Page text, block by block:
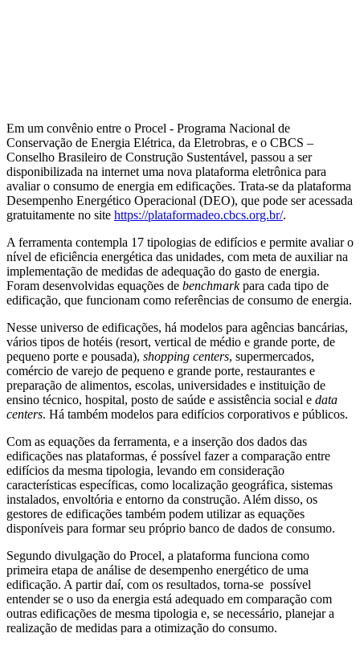
Em um convênio entre o Procel - Programa Nacional de
Conservação de Energia Elétrica, da Eletrobras, e o CBCS –
Conselho Brasileiro de Construção Sustentável, passou a ser
disponibilizada na internet uma nova plataforma eletrônica para
avaliar o consumo de energia em edificações. Trata-se da plataforma
Desempenho Energético Operacional (DEO), que pode ser acessada
gratuitamente no site https://plataformadeo.cbcs.org.br/.
A ferramenta contempla 17 tipologias de edifícios e permite avaliar o
nível de eficiência energética das unidades, com meta de auxiliar na
implementação de medidas de adequação do gasto de energia.
Foram desenvolvidas equações de benchmarkpara cada tipo de
edificação, que funcionam como referências de consumo de energia.
Nesse universo de edificações, há modelos para agências bancárias,
vários tipos de hotéis (resort, vertical de médio e grande porte, de
pequeno porte e pousada), shopping centers, supermercados,
comércio de varejo de pequeno e grande porte, restaurantes e
preparação de alimentos, escolas, universidades e instituição de
ensino técnico, hospital, posto de saúde e assistência social e data
centers. Há também modelos para edifícios corporativos e públicos.
Com as equações da ferramenta, e a inserção dos dados das
edificações nas plataformas, é possível fazer a comparação entre
edifícios da mesma tipologia, levando em consideração
características específicas, como localização geográfica, sistemas
instalados, envoltória e entorno da construção. Além disso, os
gestores de edificações também podem utilizar as equações
disponíveis para formar seu próprio banco de dados de consumo.
Segundo divulgação do Procel, a plataforma funciona como
primeira etapa de análise de desempenho energético de uma
edificação. A partir daí, com os resultados, torna-se possível
entender se o uso da energia está adequado em comparação com
outras edificações de mesma tipologia e, se necessário, planejar a
realização de medidas para a otimização do consumo.